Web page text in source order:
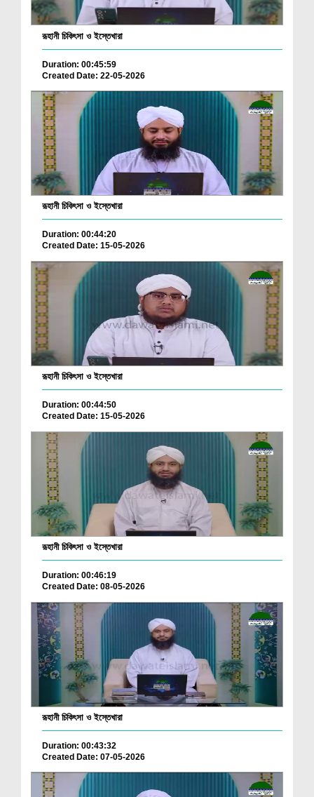
রূহানী চিকিৎসা ও ইস্তেখারা
Duration: 00:45:59
Created Date: 22-05-2026
রূহানী চিকিৎসা ও ইস্তেখারা
Duration: 00:44:20
Created Date: 15-05-2026
রূহানী চিকিৎসা ও ইস্তেখারা
Duration: 00:44:50
Created Date: 15-05-2026
রূহানী চিকিৎসা ও ইস্তেখারা
Duration: 00:46:19
Created Date: 08-05-2026
রূহানী চিকিৎসা ও ইস্তেখারা
Duration: 00:43:32
Created Date: 07-05-2026